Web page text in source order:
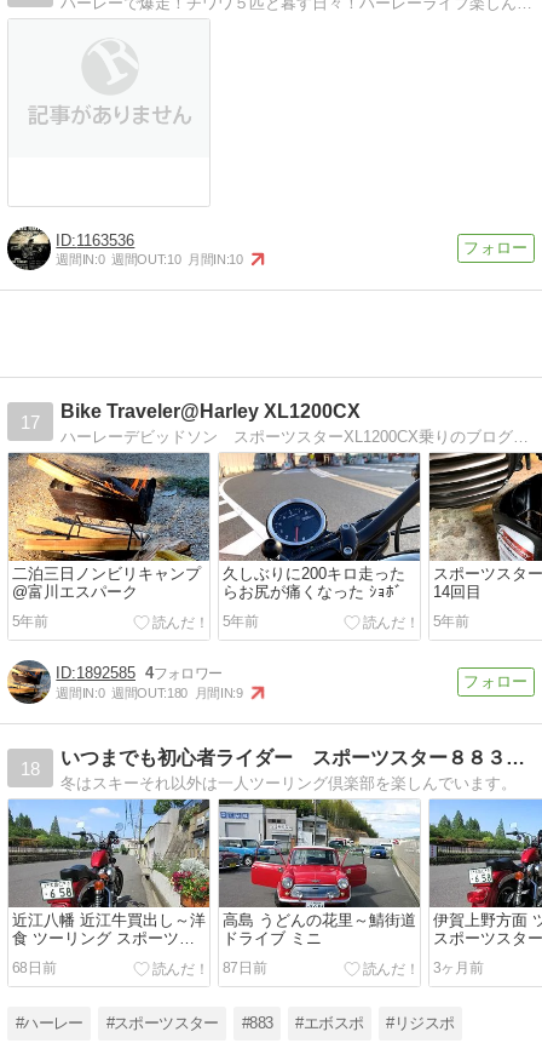
1163536
週間IN:0 週間OUT:10 月間IN:10
17
Bike Traveler@Harley XL1200CX
ハーレーデビッドソン スポーツスターXL1200CX乗りのブログ。管理人：CX
二泊三日ノンビリキャンプ
@富川エスパーク
5年前
久しぶりに200キロ走った
らお尻が痛くなった ｼｮﾎﾞ
5年前
スポーツスタ
14回目
5年前
1892585 4
週間IN:0 週間OUT:180 月間IN:9
18
いつまでも初心者ライダー スポーツスター８８３日記
冬はスキーそれ以外は一人ツーリング倶楽部を楽しんでいます。
近江八幡 近江牛買出し～洋
食 ツーリング スポーツス
68日前
高島 うどんの花里～鯖街道
ドライブ ミニ
87日前
伊賀上野方面
スポーツスター
3ヶ月前
#ハーレー #スポーツスター #883 #エボスポ #リジスポ